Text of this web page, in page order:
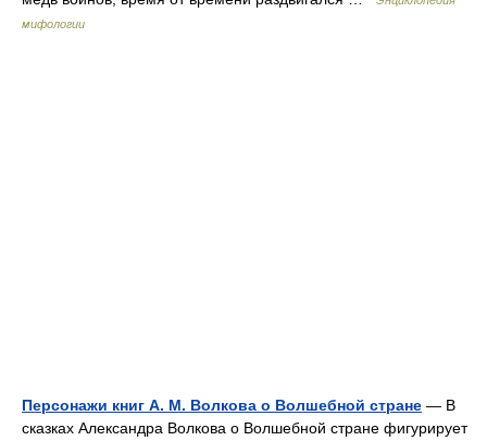
мифологии
Персонажи книг А. М. Волкова о Волшебной стране — В
сказках Александра Волкова о Волшебной стране фигурирует